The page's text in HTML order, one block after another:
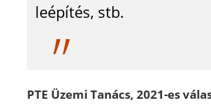
leépítés, stb.
PTE Üzemi Tanács, 2021-es